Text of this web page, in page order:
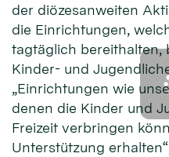
der diözesanweiten
die Einrichtungen,
tagtäglich bereithalten,
Kinder- und
„Einrichtungen wie
denen die Kinder und
Freizeit verbringen
Unterstützung